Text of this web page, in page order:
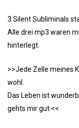
3 Silent Subliminals
Alle drei mp3 waren
hinterlegt.
>>Jede Zelle meines
wohl.
Das Leben ist
gehts mir gut.<<